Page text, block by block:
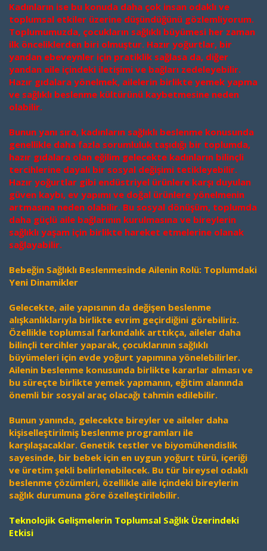
Kadınların ise bu konuda daha çok insan odaklı ve
toplumsal etkiler üzerine düşündüğünü gözlemliyorum.
Toplumumuzda, çocukların sağlıklı büyümesi her zaman
ilk önceliklerden biri olmuştur. Hazır yoğurtlar, bir
yandan ebeveynler için pratiklik sağlasa da, diğer
yandan aile içindeki iletişimi ve bağları zedeleyebilir.
Hazır gıdalara yönelmek, ailelerin birlikte yemek yapma
ve sağlıklı beslenme kültürünü kaybetmesine neden
olabilir.
Bunun yanı sıra, kadınların sağlıklı beslenme konusunda
genellikle daha fazla sorumluluk taşıdığı bir toplumda,
hazır gıdalara olan eğilim gelecekte kadınların bilinçli
tercihlerine dayalı bir sosyal değişimi tetikleyebilir.
Hazır yoğurtlar gibi endüstriyel ürünlere karşı duyulan
güven kaybı, ev yapımı ve doğal ürünlere yönelmenin
artmasına neden olabilir. Bu sosyal dönüşüm, toplumda
daha güçlü aile bağlarının kurulmasına ve bireylerin
sağlıklı yaşam için birlikte hareket etmelerine olanak
sağlayabilir.
Bebeğin Sağlıklı Beslenmesinde Ailenin Rolü: Toplumdaki
Yeni Dinamikler
Gelecekte, aile yapısının da değişen beslenme
alışkanlıklarıyla birlikte evrim geçirdiğini görebiliriz.
Özellikle toplumsal farkındalık arttıkça, aileler daha
bilinçli tercihler yaparak, çocuklarının sağlıklı
büyümeleri için evde yoğurt yapımına yönelebilirler.
Ailenin beslenme konusunda birlikte kararlar alması ve
bu süreçte birlikte yemek yapmanın, eğitim alanında
önemli bir sosyal araç olacağı tahmin edilebilir.
Bunun yanında, gelecekte bireyler ve aileler daha
kişiselleştirilmiş beslenme programları ile
karşılaşacaklar. Genetik testler ve biyomühendislik
sayesinde, bir bebek için en uygun yoğurt türü, içeriği
ve üretim şekli belirlenebilecek. Bu tür bireysel odaklı
beslenme çözümleri, özellikle aile içindeki bireylerin
sağlık durumuna göre özelleştirilebilir.
Teknolojik Gelişmelerin Toplumsal Sağlık Üzerindeki
Etkisi